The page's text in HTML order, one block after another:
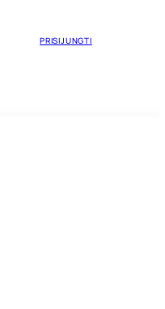
PRISIJUNGTI